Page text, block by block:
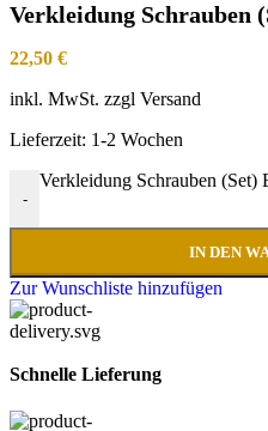
Verkleidung Schrauben
22,50 €
inkl. MwSt. zzgl Versand
Lieferzeit: 1-2 Wochen
-
Verkleidung Schrauben (Set)
IN DEN
Zur Wunschliste hinzufügen
Schnelle Lieferung